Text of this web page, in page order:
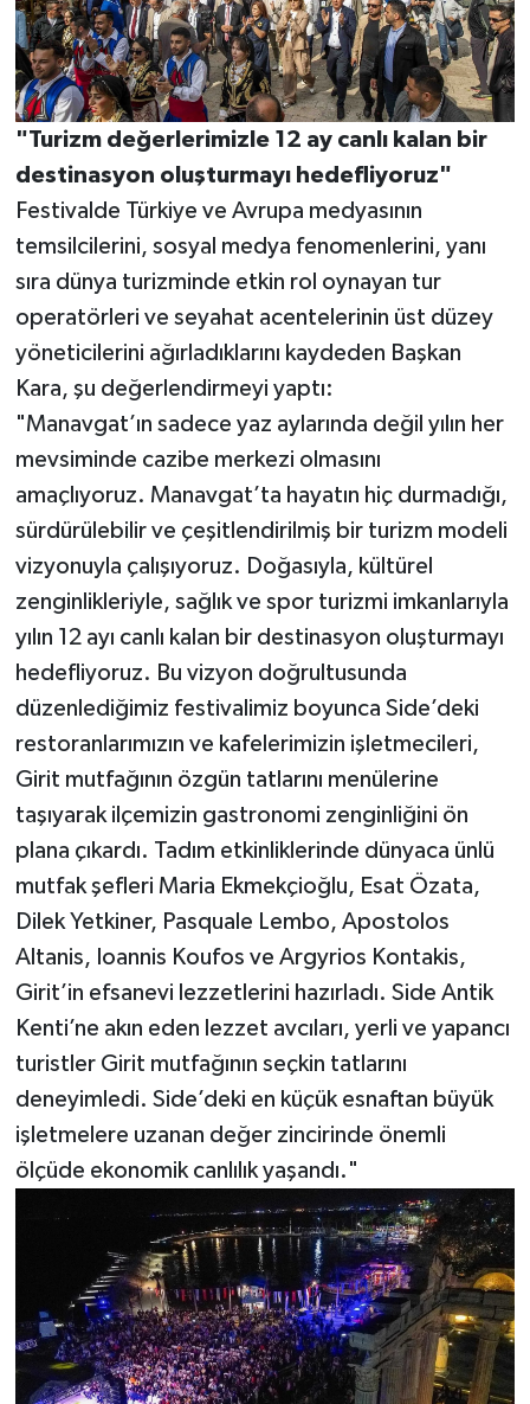
"Turizm değerlerimizle 12 ay canlı kalan bir
destinasyon oluşturmayı hedefliyoruz"
Festivalde Türkiye ve Avrupa medyasının
temsilcilerini, sosyal medya fenomenlerini, yanı
sıra dünya turizminde etkin rol oynayan tur
operatörleri ve seyahat acentelerinin üst düzey
yöneticilerini ağırladıklarını kaydeden Başkan
Kara, şu değerlendirmeyi yaptı:
"Manavgat’ın sadece yaz aylarında değil yılın her
mevsiminde cazibe merkezi olmasını
amaçlıyoruz. Manavgat’ta hayatın hiç durmadığı,
sürdürülebilir ve çeşitlendirilmiş bir turizm modeli
vizyonuyla çalışıyoruz. Doğasıyla, kültürel
zenginlikleriyle, sağlık ve spor turizmi imkanlarıyla
yılın 12 ayı canlı kalan bir destinasyon oluşturmayı
hedefliyoruz. Bu vizyon doğrultusunda
düzenlediğimiz festivalimiz boyunca Side’deki
restoranlarımızın ve kafelerimizin işletmecileri,
Girit mutfağının özgün tatlarını menülerine
taşıyarak ilçemizin gastronomi zenginliğini ön
plana çıkardı. Tadım etkinliklerinde dünyaca ünlü
mutfak şefleri Maria Ekmekçioğlu, Esat Özata,
Dilek Yetkiner, Pasquale Lembo, Apostolos
Altanis, Ioannis Koufos ve Argyrios Kontakis,
Girit’in efsanevi lezzetlerini hazırladı. Side Antik
Kenti’ne akın eden lezzet avcıları, yerli ve yapancı
turistler Girit mutfağının seçkin tatlarını
deneyimledi. Side’deki en küçük esnaftan büyük
işletmelere uzanan değer zincirinde önemli
ölçüde ekonomik canlılık yaşandı."